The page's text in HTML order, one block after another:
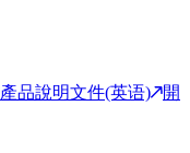
產品說明文件(英语)
開